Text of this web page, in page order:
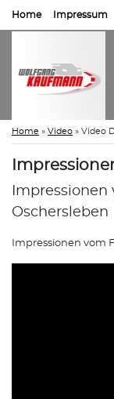
Home Impressum
Home » Video » Video
Impressionen
Oschersleben
Impressionen vom